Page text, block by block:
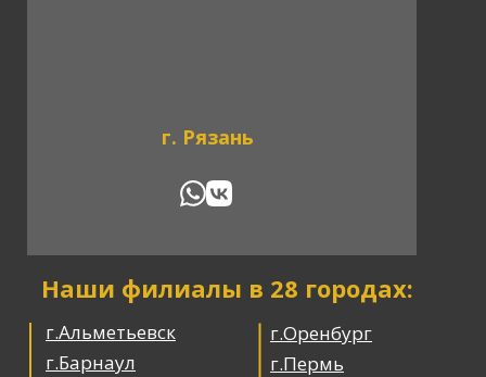
г.Оренбург
г.Пермь
г.Альметьевск
г.Барнаул
Наши филиалы в 28 городах:
г. Рязань